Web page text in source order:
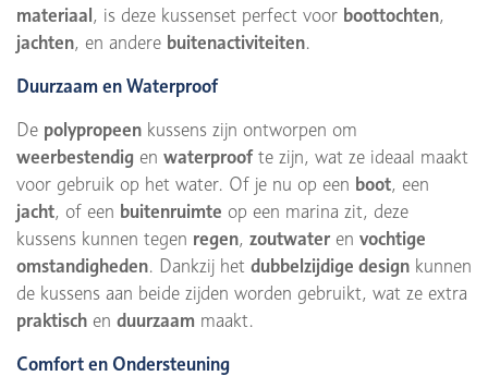
materiaal , is deze kussenset perfect voor boottochten,
jachten, en andere buitenactiviteiten.
Duurzaam en Waterproof
De polypropeen kussens zijn ontworpen om
weerbestendig en waterproofte zijn, wat ze ideaal maakt
voor gebruik op het water. Of je nu op een boot, een
jacht, of een buitenruimte op een marina zit, deze
kussens kunnen tegen regen, zoutwateren vochtige
omstandigheden. Dankzij het dubbelzijdige design kunnen
de kussens aan beide zijden worden gebruikt, wat ze extra
praktisch en duurzaam maakt.
Comfort en Ondersteuning